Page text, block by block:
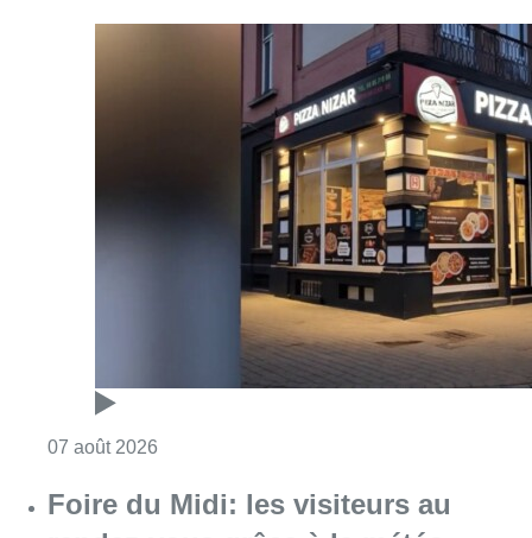
Consulter l'article "Pizza Nizar: un coup de
Foire du Midi: les visiteurs au
rendez-vous grâce à la météo